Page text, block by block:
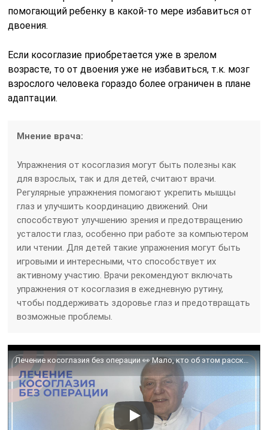
помогающий ребенку в какой-то мере избавиться от
двоения.
Если косоглазие приобретается уже в зрелом
возрасте, то от двоения уже не избавиться, т.к. мозг
взрослого человека гораздо более ограничен в плане
адаптации.
Мнение врача:
Упражнения от косоглазия могут быть полезны как
для взрослых, так и для детей, считают врачи.
Регулярные упражнения помогают укрепить мышцы
глаз и улучшить координацию движений. Они
способствуют улучшению зрения и предотвращению
усталости глаз, особенно при работе за компьютером
или чтении. Для детей такие упражнения могут быть
игровыми и интересными, что способствует их
активному участию. Врачи рекомендуют включать
упражнения от косоглазия в ежедневную рутину,
чтобы поддерживать здоровье глаз и предотвращать
возможные проблемы.
Лечение косоглазия без операции 👀 Мало, кто об этом расскажет! Домашние тренажеры.